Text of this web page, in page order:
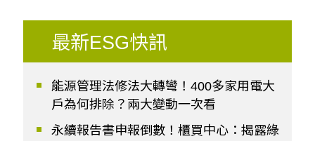
最新ESG快訊
能源管理法修法大轉彎！400多家用電大
戶為何排除？兩大變動一次看
永續報告書申報倒數！櫃買中心：揭露綠